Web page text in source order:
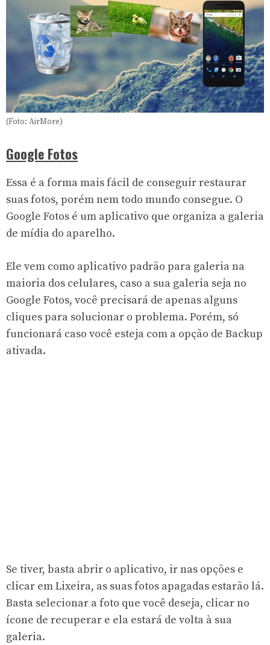
(Foto: AirMore)
Google Fotos
Essa é a forma mais fácil de conseguir restaurar
suas fotos, porém nem todo mundo consegue. O
Google Fotos é um aplicativo que organiza a galeria
de mídia do aparelho.
Ele vem como aplicativo padrão para galeria na
maioria dos celulares, caso a sua galeria seja no
Google Fotos, você precisará de apenas alguns
cliques para solucionar o problema. Porém, só
funcionará caso você esteja com a opção de Backup
ativada.
Se tiver, basta abrir o aplicativo, ir nas opções e
clicar em Lixeira, as suas fotos apagadas estarão lá.
Basta selecionar a foto que você deseja, clicar no
ícone de recuperar e ela estará de volta à sua
galeria.